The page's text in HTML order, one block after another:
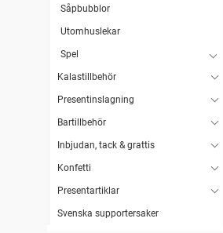
Såpbubblor
Utomhuslekar
Spel
Kalastillbehör
Presentinslagning
Bartillbehör
Inbjudan, tack & grattis
Konfetti
Presentartiklar
Svenska supportersaker